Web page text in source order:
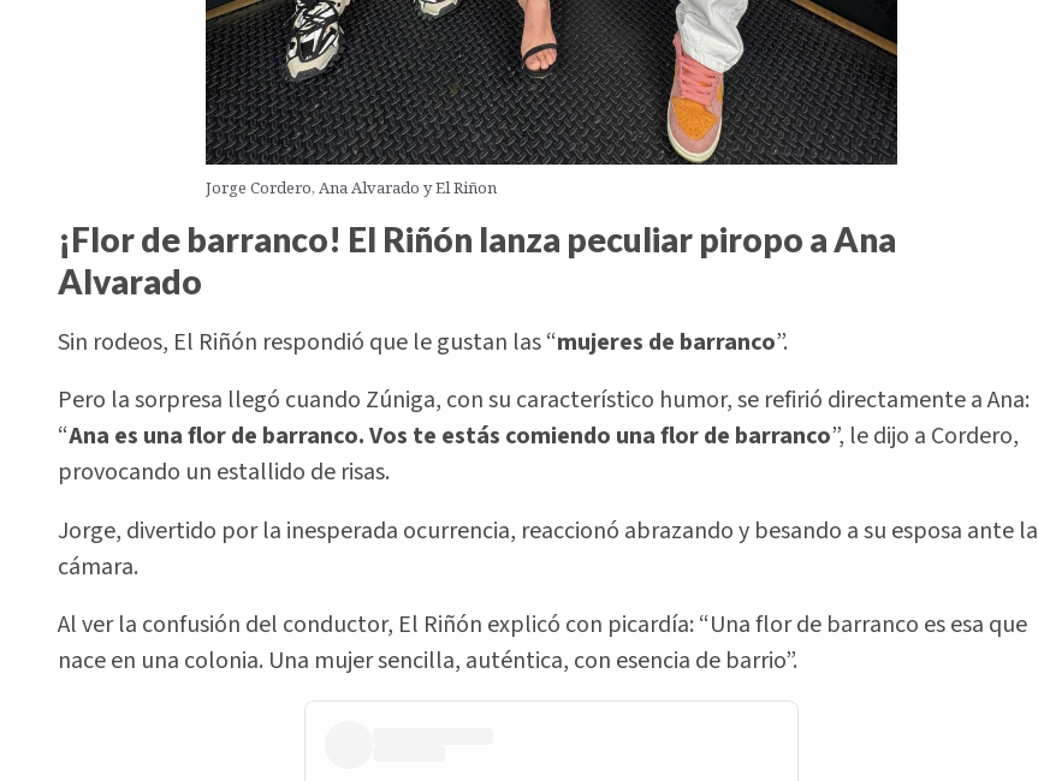
Jorge Cordero, Ana Alvarado y El Riñon
¡Flor de barranco! El Riñón lanza peculiar piropo a Ana
Alvarado
Sin rodeos, El Riñón respondió que le gustan las “mujeres de barranco”.
Pero la sorpresa llegó cuando Zúniga, con su característico humor, se refirió directamente a Ana:
“Ana es una flor de barranco. Vos te estás comiendo una flor de barranco”, le dijo a Cordero,
provocando un estallido de risas.
Jorge, divertido por la inesperada ocurrencia, reaccionó abrazando y besando a su esposa ante la
cámara.
Al ver la confusión del conductor, El Riñón explicó con picardía: “Una flor de barranco es esa que
nace en una colonia. Una mujer sencilla, auténtica, con esencia de barrio”.